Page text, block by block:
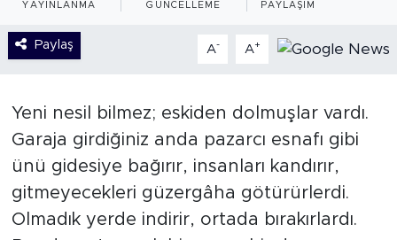
YAYINLANMA GÜNCELLEME PAYLAŞIM
Paylaş A- A+
Yeni nesil bilmez; eskiden dolmuşlar vardı.
Garaja girdiğiniz anda pazarcı esnafı gibi
ünü gidesiye bağırır, insanları kandırır,
gitmeyecekleri güzergâha götürürlerdi.
Olmadık yerde indirir, ortada bırakırlardı.